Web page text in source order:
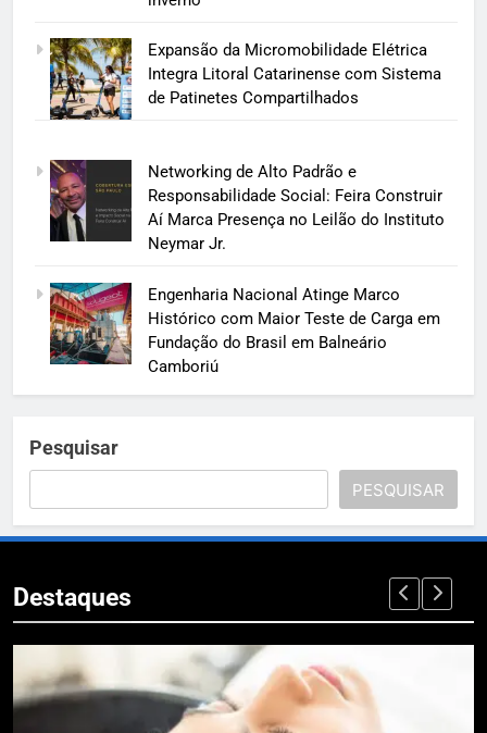
Expansão da Micromobilidade Elétrica
Integra Litoral Catarinense com Sistema
de Patinetes Compartilhados
Networking de Alto Padrão e
Responsabilidade Social: Feira Construir
Aí Marca Presença no Leilão do Instituto
Neymar Jr.
Engenharia Nacional Atinge Marco
Histórico com Maior Teste de Carga em
Fundação do Brasil em Balneário
Camboriú
Pesquisar
PESQUISAR
Destaques